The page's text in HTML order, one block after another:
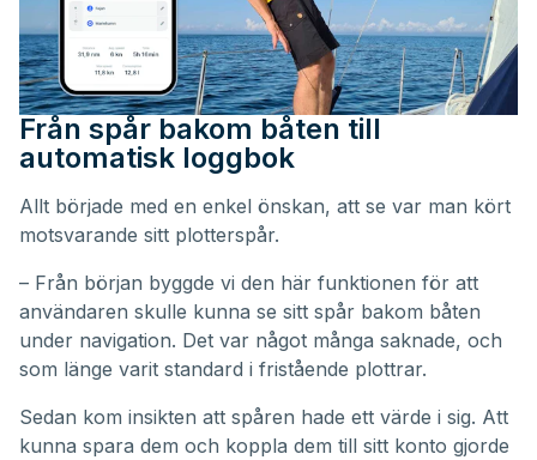
Från spår bakom båten till
automatisk loggbok
Allt började med en enkel önskan, att se var man kört
motsvarande sitt plotterspår.
– Från början byggde vi den här funktionen för att
användaren skulle kunna se sitt spår bakom båten
under navigation. Det var något många saknade, och
som länge varit standard i fristående plottrar.
Sedan kom insikten att spåren hade ett värde i sig. Att
kunna spara dem och koppla dem till sitt konto gjorde